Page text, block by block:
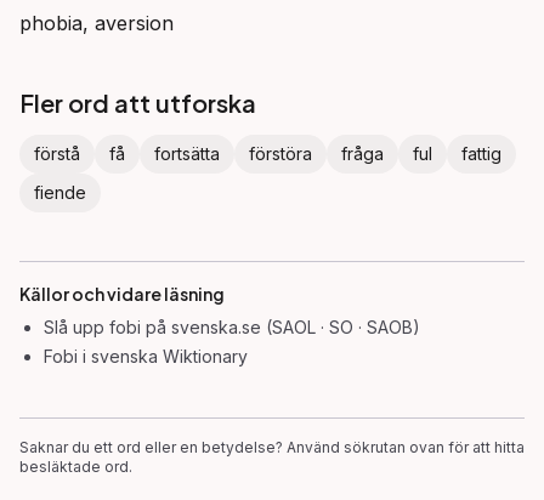
phobia, aversion
Fler ord att utforska
förstå få fortsätta förstöra fråga ful
fattig
fiende
Källor och vidare läsning
Slå upp fobi på svenska.se (SAOL · SO · SAOB)
Fobi i svenska Wiktionary
Saknar du ett ord eller en betydelse? Använd sökrutan ovan för att hitta
besläktade ord.